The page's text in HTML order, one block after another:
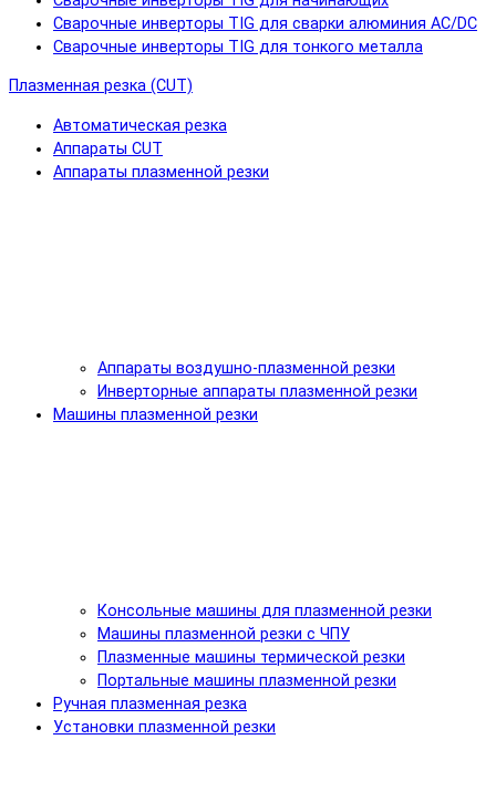
Сварочные инверторы TIG для сварки алюминия AC/DC
Сварочные инверторы TIG для тонкого металла
Плазменная резка (CUT)
Автоматическая резка
Аппараты CUT
Аппараты плазменной резки
Аппараты воздушно-плазменной резки
Инверторные аппараты плазменной резки
Машины плазменной резки
Консольные машины для плазменной резки
Машины плазменной резки с ЧПУ
Плазменные машины термической резки
Портальные машины плазменной резки
Ручная плазменная резка
Установки плазменной резки